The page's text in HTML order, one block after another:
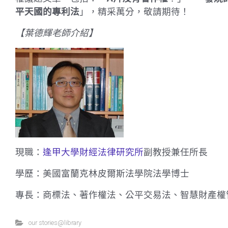
平天國的專利法 」，精采萬分，敬請期待！
【葉德輝老師介紹】
現職： 逢甲大學財經法律研究所副教授兼任所長
學歷：美國富蘭克林皮爾斯法學院法學博士
專長：商標法、著作權法、公平交易法、智慧財產權
our stories@library